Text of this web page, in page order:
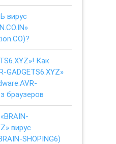
вирус
Как
GADGETS6.XYZ»
браузеров
вирус
SHOPING6)